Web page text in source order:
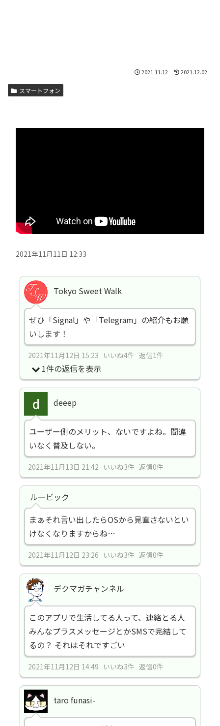
2021.11.12 2021.12.02
スマートフォン
2021年11月11日 12:33
Tokyo Sweet Walk
ぜひ「Signal」や「Telegram」の紹介もお願
いします！
2021年11月12日 15:23 いいね4件 返信1件
1件の返信を表示
deeep
ユーザー側のメリット、ないですよね。間違
いなく普及しない。
2021年11月13日 21:42 いいね3件 返信0件
ルービック
まぁそれ言い出したらOSから見直さないとい
けなくなりますからね…
2021年11月12日 23:26 いいね3件 返信0件
デクマガチャンネル
このアプリで生活してる人って、連絡とる人
みんなプラスメッセージとかSMSで完結して
るの？ それはそれですごい
2021年11月12日 14:49 いいね3件 返信0件
taro funasi-